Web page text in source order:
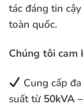
tác đáng tin
toàn quốc.
Chúng tôi cam
Cung cấp
suất từ 50kVA